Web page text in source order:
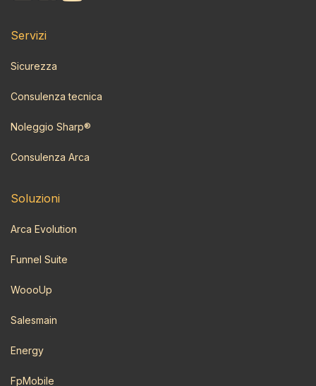
Servizi
Sicurezza
Consulenza tecnica
Noleggio Sharp®
Consulenza Arca
Soluzioni
Arca Evolution
Funnel Suite
WoooUp
Salesmain
Energy
FpMobile